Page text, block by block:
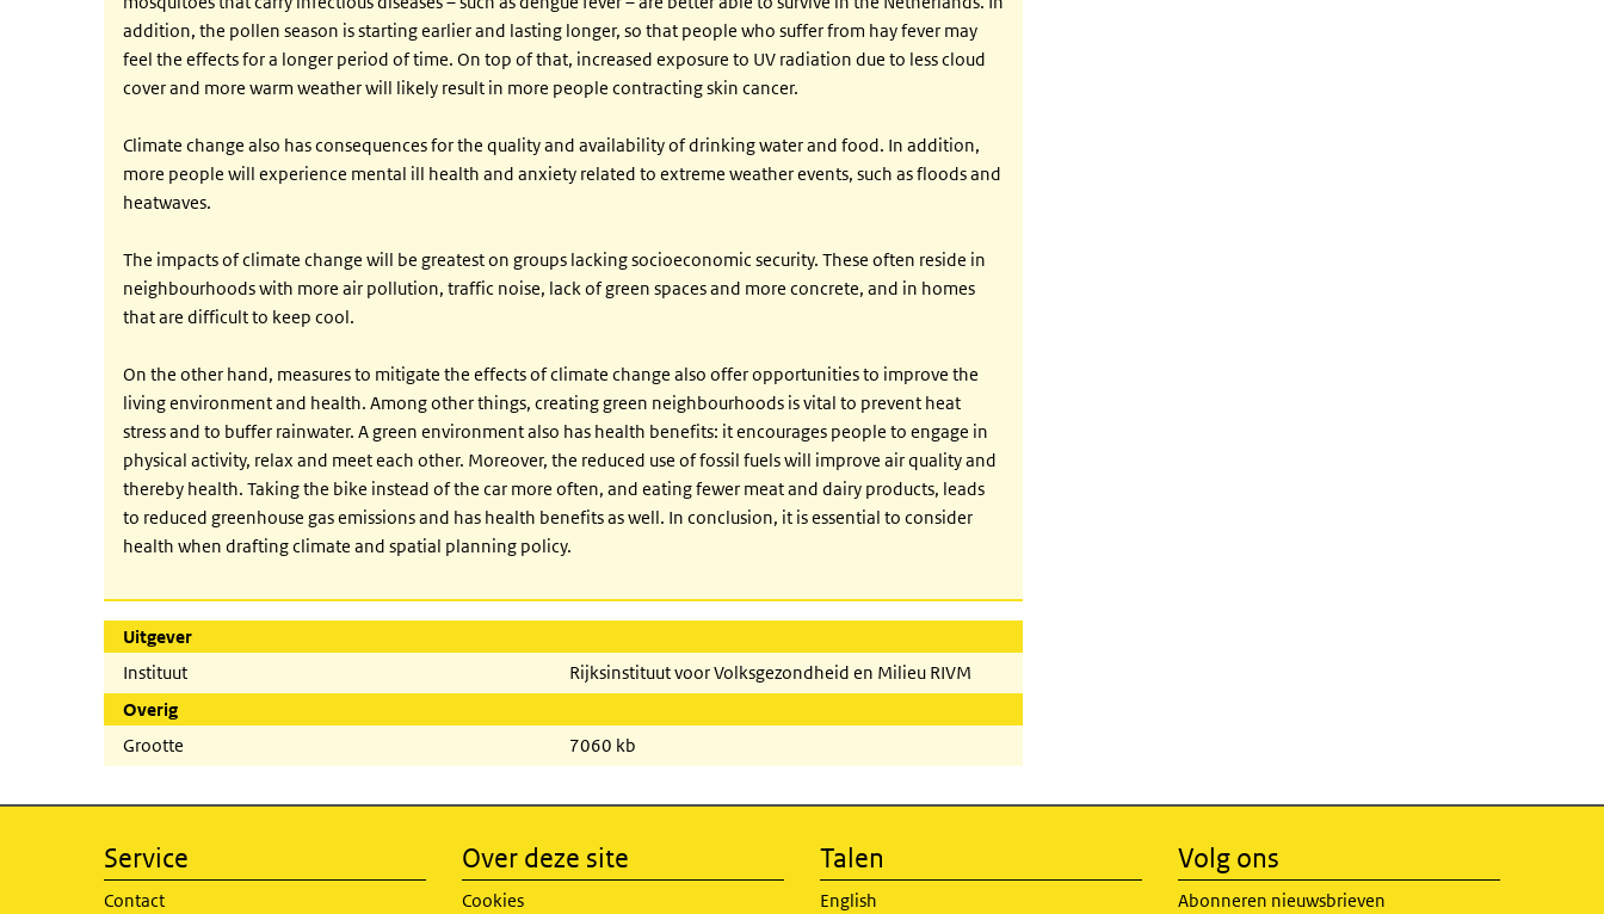
addition, the pollen season is starting earlier and lasting longer, so that people who suffer from hay fever may
feel the effects for a longer period of time. On top of that, increased exposure to UV radiation due to less cloud
cover and more warm weather will likely result in more people contracting skin cancer.
Climate change also has consequences for the quality and availability of drinking water and food. In addition,
more people will experience mental ill health and anxiety related to extreme weather events, such as floods and
heatwaves.
The impacts of climate change will be greatest on groups lacking socioeconomic security. These often reside in
neighbourhoods with more air pollution, traffic noise, lack of green spaces and more concrete, and in homes
that are difficult to keep cool.
On the other hand, measures to mitigate the effects of climate change also offer opportunities to improve the
living environment and health. Among other things, creating green neighbourhoods is vital to prevent heat
stress and to buffer rainwater. A green environment also has health benefits: it encourages people to engage in
physical activity, relax and meet each other. Moreover, the reduced use of fossil fuels will improve air quality and
thereby health. Taking the bike instead of the car more often, and eating fewer meat and dairy products, leads
to reduced greenhouse gas emissions and has health benefits as well. In conclusion, it is essential to consider
health when drafting climate and spatial planning policy.
Uitgever
Instituut
Rijksinstituut voor Volksgezondheid en Milieu RIVM
Overig
Grootte
7060 kb
Service
Contact
Over deze site
Cookies
Talen
English
Volg ons
Abonneren nieuwsbrieven